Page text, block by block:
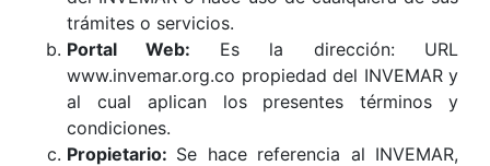
trámites o servicios.
Portal Web: Es la dirección: URL
www.invemar.org.co propiedad del INVEMAR y
al cual aplican los presentes términos y
condiciones.
Propietario: Se hace referencia al INVEMAR,